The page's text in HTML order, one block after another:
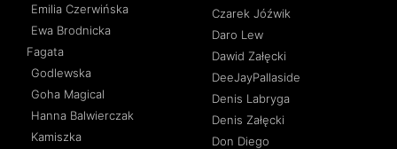
Emilia Czerwińska
Ewa Brodnicka
Fagata
Godlewska
Goha Magical
Hanna Balwierczak
Kamiszka
Czarek Jóźwik
Daro Lew
Dawid Załęcki
DeeJayPallaside
Denis Labryga
Denis Załęcki
Don Diego